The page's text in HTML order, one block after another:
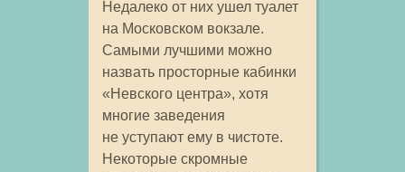
Недалеко от них ушел туалет
на Московском вокзале.
Самыми лучшими можно
назвать просторные кабинки
«Невского центра», хотя
многие заведения
не уступают ему в чистоте.
Некоторые скромные